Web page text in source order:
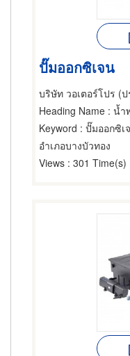
ปั๊มออกซิเจน
บริษัท วอเตอร์โปร (
Heading Name : น้ำ
Keyword : ปั๊มออกซิเ
อำเภอบางบัวทอง
Views : 301 Time(s)